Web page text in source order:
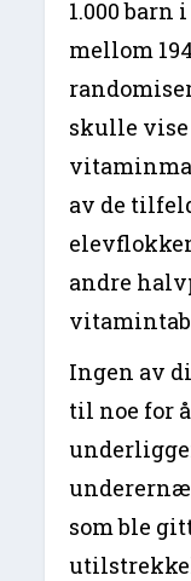
1.000 barn
mellom
skulle
av de
andre
Ingen av
til noe for
som ble